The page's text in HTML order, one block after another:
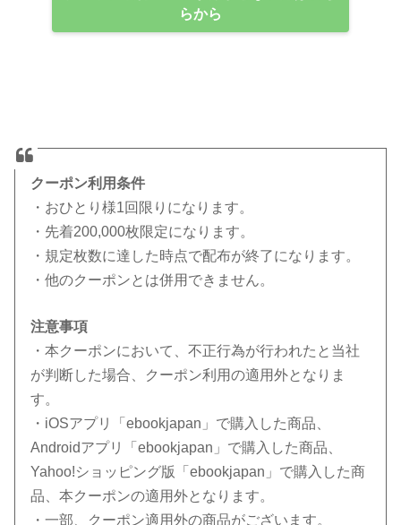
らから
クーポン利用条件
・おひとり様1回限りになります。
・先着200,000枚限定になります。
・規定枚数に達した時点で配布が終了になります。
・他のクーポンとは併用できません。
注意事項
・本クーポンにおいて、不正行為が行われたと当社
が判断した場合、クーポン利用の適用外となりま
す。
・iOSアプリ「ebookjapan」で購入した商品、
Androidアプリ「ebookjapan」で購入した商品、
Yahoo!ショッピング版「ebookjapan」で購入した商
品、本クーポンの適用外となります。
・一部、クーポン適用外の商品がございます。